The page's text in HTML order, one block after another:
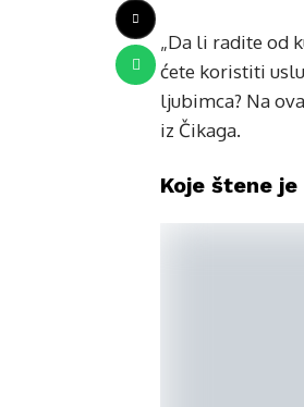
„Da li radite od
ćete koristiti
ljubimca? Na
iz Čikaga.
Koje štene